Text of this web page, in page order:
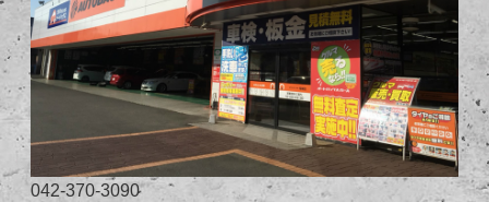
042-370-3090